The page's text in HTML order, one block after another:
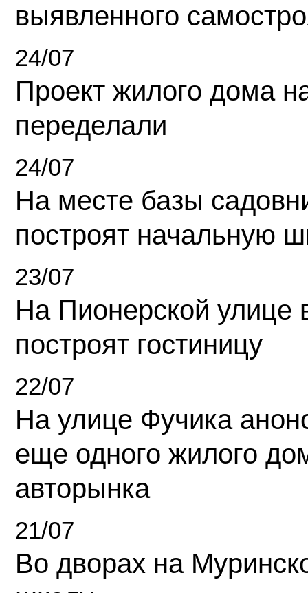
выявленного
24/07
Проект жилого дома
переделали
24/07
На месте базы
построят начальную
23/07
На Пионерской улице
построят гостиницу
22/07
На улице Фучика
еще одного жилого
авторынка
21/07
Во дворах на